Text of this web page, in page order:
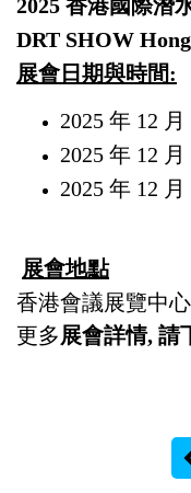
2025 香港國際潛
DRT SHOW
展會日期與時間:
2025 年 12
2025 年 12
2025 年 12
展會地點
香港會議展覽中心
更多展會詳情, 請